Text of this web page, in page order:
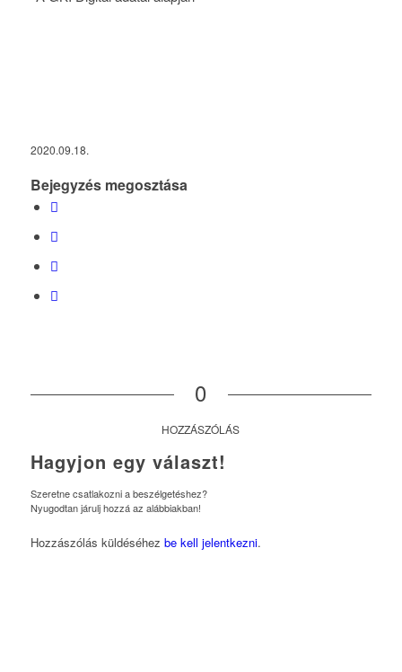
2020.09.18.
Bejegyzés megosztása
0
HOZZÁSZÓLÁS
Hagyjon egy választ!
Szeretne csatlakozni a beszélgetéshez?
Nyugodtan járulj hozzá az alábbiakban!
Hozzászólás küldéséhez be kell jelentkezni.